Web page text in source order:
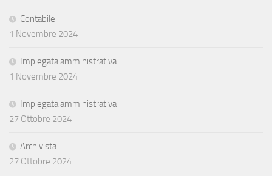
Contabile
1 Novembre 2024
Impiegata amministrativa
1 Novembre 2024
Impiegata amministrativa
27 Ottobre 2024
Archivista
27 Ottobre 2024